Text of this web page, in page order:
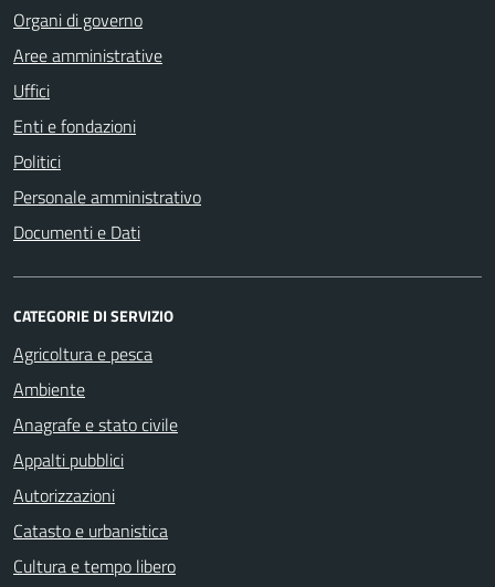
Organi di governo
Aree amministrative
Uffici
Enti e fondazioni
Politici
Personale amministrativo
Documenti e Dati
CATEGORIE DI SERVIZIO
Agricoltura e pesca
Ambiente
Anagrafe e stato civile
Appalti pubblici
Autorizzazioni
Catasto e urbanistica
Cultura e tempo libero